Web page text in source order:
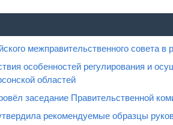
межправительственного совета в
особенностей регулирования и
областей
заседание Правительственной
рекомендуемые образцы